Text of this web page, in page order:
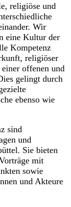
religiöse und
Wir
eine Kultur der
Kompetenz
religiöser
offenen und
gelingt durch
ebenso wie
sind
und
Sie bieten
mit
sowie
und Akteure